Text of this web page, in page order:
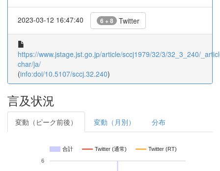
2023-03-12 16:47:40 6 + 8 Twitter
https://www.jstage.jst.go.jp/article/sccj1979/32/3/32_3_240/
char/ja/
(info:doi/10.5107/sccj.32.240)
言及状況
変動（ピーク前後） 変動（月別） 分布
合計 Twitter (通常) Twitter (RT)
6